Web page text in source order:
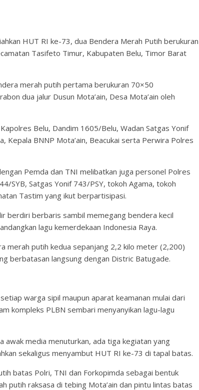
HUT RI ke-73, dua Bendera Merah Putih berukuran
Tasifeto Timur, Kabupaten Belu, Timor Barat
merah putih pertama berukuran 70×50
dua jalur Dusun Mota’ain, Desa Mota’ain oleh
Belu, Dandim 1605/Belu, Wadan Satgas Yonif
Kepala BNNP Mota’ain, Beacukai serta Perwira Polres
Pemda dan TNI melibatkan juga personel Polres
SYB, Satgas Yonif 743/PSY, tokoh Agama, tokoh
Tastim yang ikut berpartisipasi.
berdiri berbaris sambil memegang bendera kecil
lagu kemerdekaan Indonesia Raya.
merah putih kedua sepanjang 2,2 kilo meter (2,200)
berbatasan langsung dengan Distric Batugade.
warga sipil maupun aparat keamanan mulai dari
kompleks PLBN sembari menyanyikan lagu-lagu
awak media menuturkan, ada tiga kegiatan yang
sekaligus menyambut HUT RI ke-73 di tapal batas.
batas Polri, TNI dan Forkopimda sebagai bentuk
putih raksasa di tebing Mota’ain dan pintu lintas batas